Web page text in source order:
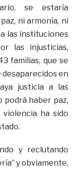
se estaría
ni armonía, ni
las instituciones
las injusticias,
familias, que se
desaparecidos en
justicia a las
podrá haber paz,
ha sido
y reclutando
y obviamente,